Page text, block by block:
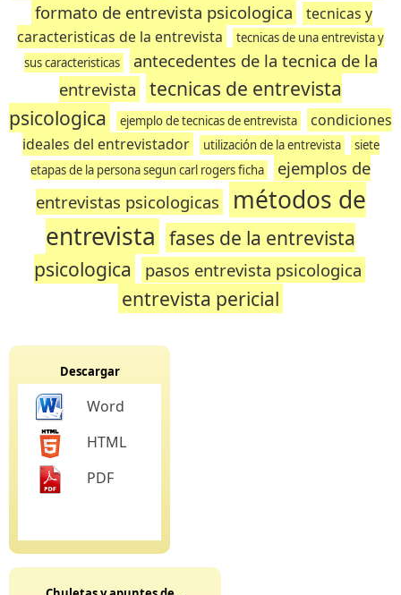
formato de entrevista psicologica
tecnicas y
caracteristicas de la entrevista
tecnicas de una entrevista y
sus caracteristicas
antecedentes de la tecnica de la
entrevista
tecnicas de entrevista
psicologica
ejemplo de tecnicas de entrevista
condiciones
ideales del entrevistador
utilización de la entrevista
siete
etapas de la persona segun carl rogers ficha
ejemplos de
entrevistas psicologicas
métodos de
entrevista fases de la entrevista
psicologica
pasos entrevista psicologica
entrevista pericial
Descargar
Word
HTML
PDF